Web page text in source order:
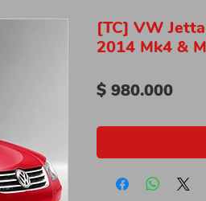
[TC] VW
2014 Mk4 &
$ 980.000